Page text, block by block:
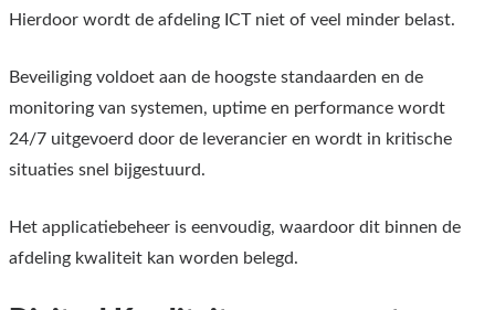
Hierdoor wordt de afdeling ICT niet of veel minder belast.
Beveiliging voldoet aan de hoogste standaarden en de
monitoring van systemen, uptime en performance wordt
24/7 uitgevoerd door de leverancier en wordt in kritische
situaties snel bijgestuurd.
Het applicatiebeheer is eenvoudig, waardoor dit binnen de
afdeling kwaliteit kan worden belegd.